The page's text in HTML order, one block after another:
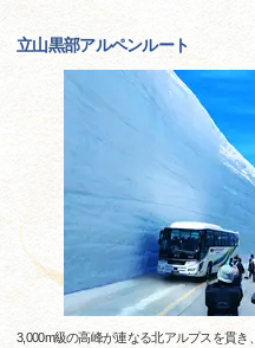
立山黒部アルペンルート
3,000m級の高峰が連なる北アルプスを貫き、